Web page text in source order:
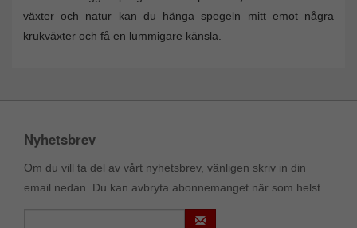
växter och natur kan du hänga spegeln mitt emot några
krukväxter och få en lummigare känsla.
Nyhetsbrev
Om du vill ta del av vårt nyhetsbrev, vänligen skriv in din
email nedan. Du kan avbryta abonnemanget när som helst.